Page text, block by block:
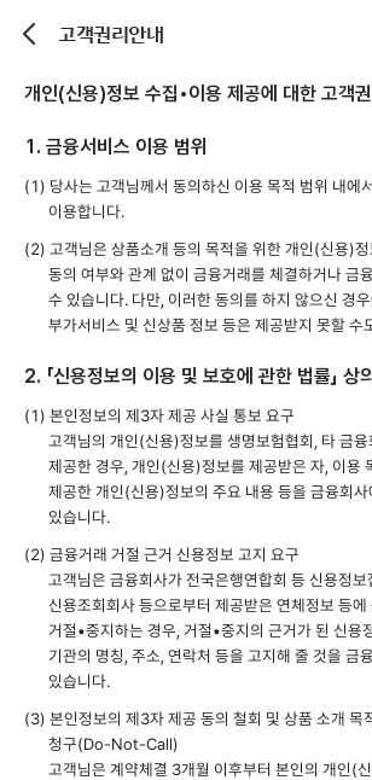
고객권리안내
개인(신용)정보 수집•이용 제공에 대한 고객
1. 금융서비스 이용 범위
(1) 당사는 고객님께서 동의하신 이용 목적 범위 내에
이용합니다.
(2) 고객님은 상품소개 등의 목적을 위한 개인(신용)
동의 여부와 관계 없이 금융거래를 체결하거나 금
수 있습니다. 다만, 이러한 동의를 하지 않으신 경우
부가서비스 및 신상품 정보 등은 제공받지 못할 수
2. 「신용정보의 이용 및 보호에 관한 법률」 상
(1) 본인정보의 제3자 제공 사실 통보 요구
고객님의 개인(신용)정보를 생명보험협회, 타 금
제공한 경우, 개인(신용)정보를 제공받은 자, 이용
제공한 개인(신용)정보의 주요 내용 등을 금융회사
있습니다.
(2) 금융거래 거절 근거 신용정보 고지 요구
고객님은 금융회사가 전국은행연합회 등 신용정보
신용조회회사 등으로부터 제공받은 연체정보 등
거절•중지하는 경우, 거절•중지의 근거가 된 신용
기관의 명칭, 주소, 연락처 등을 고지해 줄 것을 금
있습니다.
(3) 본인정보의 제3자 제공 동의 철회 및 상품 소개 목
청구(Do-Not-Call)
고객님은 계약체결 3개월 이후부터 본인의 개인(